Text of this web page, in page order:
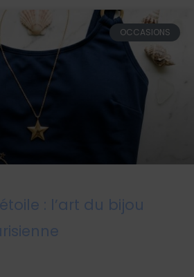
OCCASIONS
: l’art du bijou